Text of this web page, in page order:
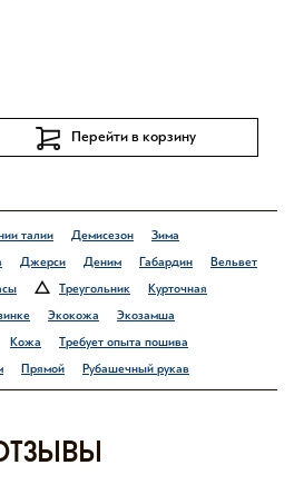
Перейти в корзину
талии Демисезон
Зима
Джерси Деним Габардин
Вельвет
Треугольник
Курточная
Экокожа
Экозамша
Кожа
Требует опыта пошива
Прямой Рубашечный рукав